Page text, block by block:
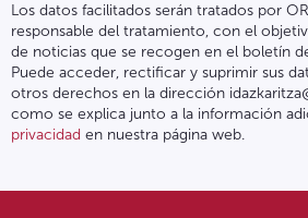
Los datos facilitados serán tratados por
responsable del tratamiento, con el
de noticias que se recogen en el boletín
Puede acceder, rectificar y suprimir sus
otros derechos en la dirección
como se explica junto a la información
privacidad en nuestra página web.